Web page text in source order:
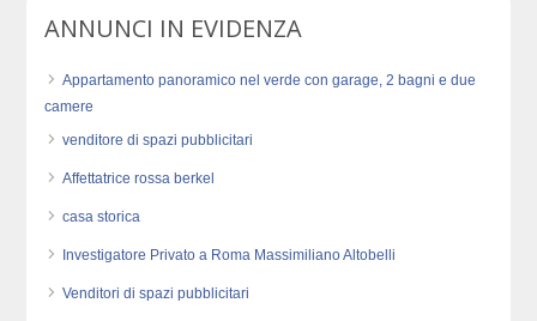
ANNUNCI IN EVIDENZA
Appartamento panoramico nel verde con garage, 2 bagni e due
camere
venditore di spazi pubblicitari
Affettatrice rossa berkel
casa storica
Investigatore Privato a Roma Massimiliano Altobelli
Venditori di spazi pubblicitari